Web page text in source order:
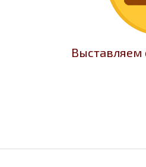
Выставляем